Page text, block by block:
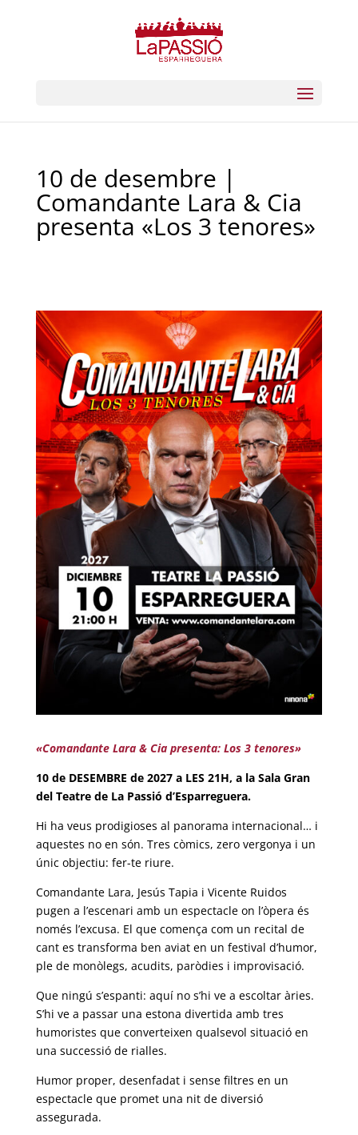
10 de desembre |
Comandante Lara & Cia
presenta «Los 3 tenores»
«Comandante Lara & Cia presenta: Los 3 tenores»
10 de DESEMBRE de 2027 a LES 21H, a la Sala Gran
del Teatre de La Passió d’Esparreguera.
Hi ha veus prodigioses al panorama internacional… i
aquestes no en són. Tres còmics, zero vergonya i un
únic objectiu: fer-te riure.
Comandante Lara, Jesús Tapia i Vicente Ruidos
pugen a l’escenari amb un espectacle on l’òpera és
només l’excusa. El que comença com un recital de
cant es transforma ben aviat en un festival d’humor,
ple de monòlegs, acudits, paròdies i improvisació.
Que ningú s’espanti: aquí no s’hi ve a escoltar àries.
S’hi ve a passar una estona divertida amb tres
humoristes que converteixen qualsevol situació en
una successió de rialles.
Humor proper, desenfadat i sense filtres en un
espectacle que promet una nit de diversió
assegurada.